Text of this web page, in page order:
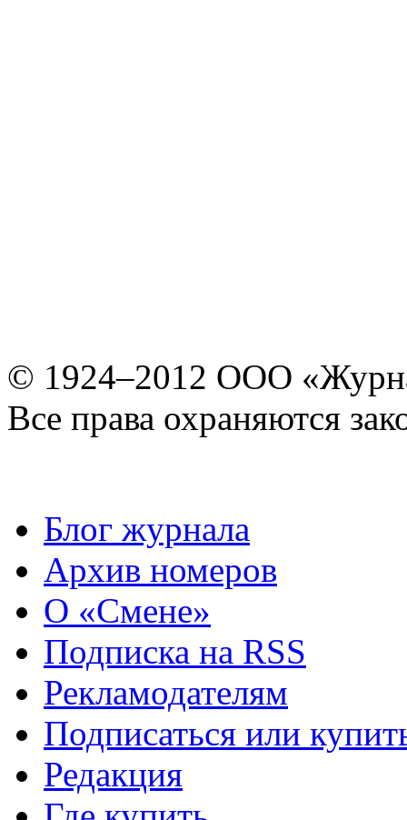
© 1924–2012 ООО
Все права охраняются
Блог журнала
Архив номеров
О «Смене»
Подписка на RSS
Рекламодателям
Подписаться или
Редакция